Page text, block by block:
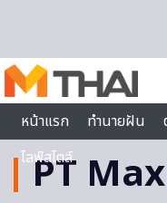
หน้าแรก
ทำนายฝัน
ไลฟ์สไตล์
PT